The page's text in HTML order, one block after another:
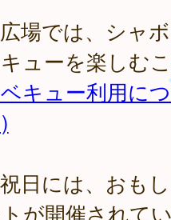
場では、シャ
ューを楽しむ
キュー利用に
日には、おも
が開催されて